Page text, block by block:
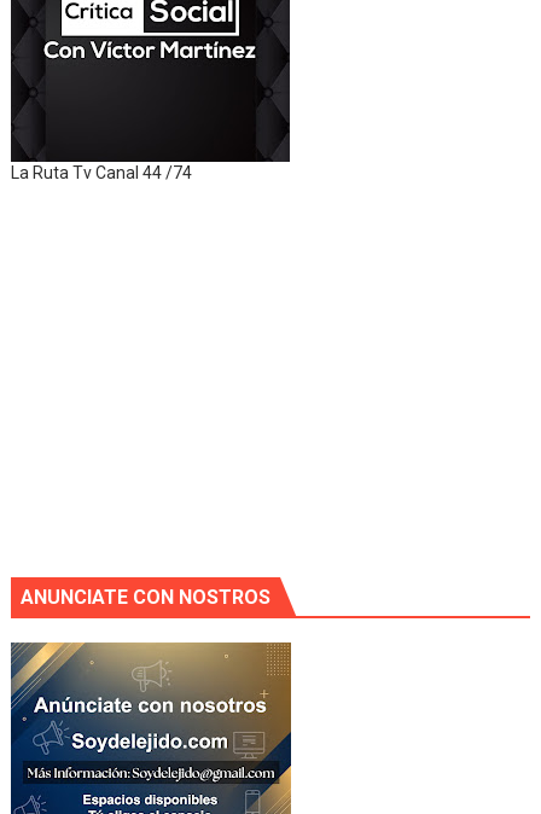
La Ruta Tv Canal 44 /74
ANUNCIATE CON NOSTROS